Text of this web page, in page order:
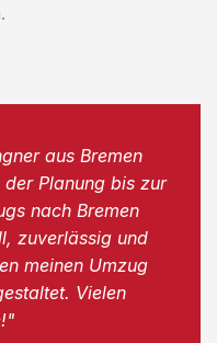
aus Bremen
Planung bis zur
nach Bremen
zuverlässig und
meinen Umzug
Vielen